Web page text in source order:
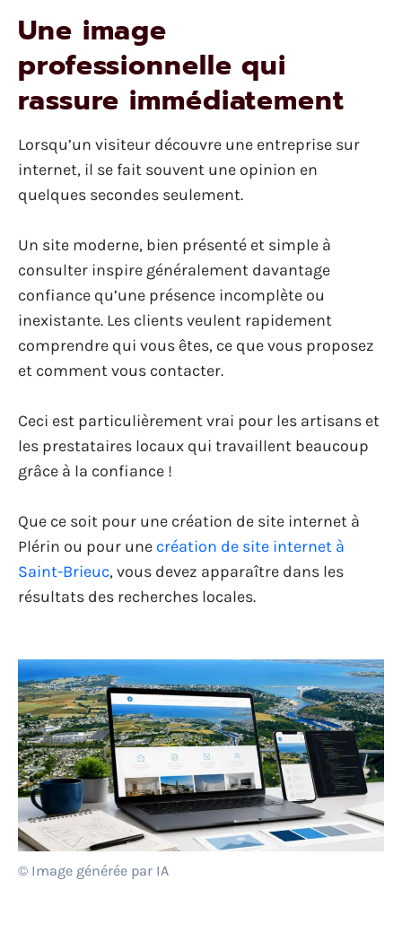
Une image
professionnelle qui
rassure immédiatement
Lorsqu’un visiteur découvre une entreprise sur
internet, il se fait souvent une opinion en
quelques secondes seulement.
Un site moderne, bien présenté et simple à
consulter inspire généralement davantage
confiance qu’une présence incomplète ou
inexistante. Les clients veulent rapidement
comprendre qui vous êtes, ce que vous proposez
et comment vous contacter.
Ceci est particulièrement vrai pour les artisans et
les prestataires locaux qui travaillent beaucoup
grâce à la confiance !
Que ce soit pour une création de site internet à
Plérin ou pour une création de site internet à
Saint-Brieuc, vous devez apparaître dans les
résultats des recherches locales.
© Image générée par IA